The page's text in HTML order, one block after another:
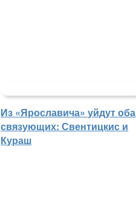
Из «Ярославича» уйдут оба
связующих: Свентицкис и
Кураш